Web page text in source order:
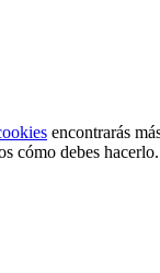
encontrarás
cómo debes hacerlo.